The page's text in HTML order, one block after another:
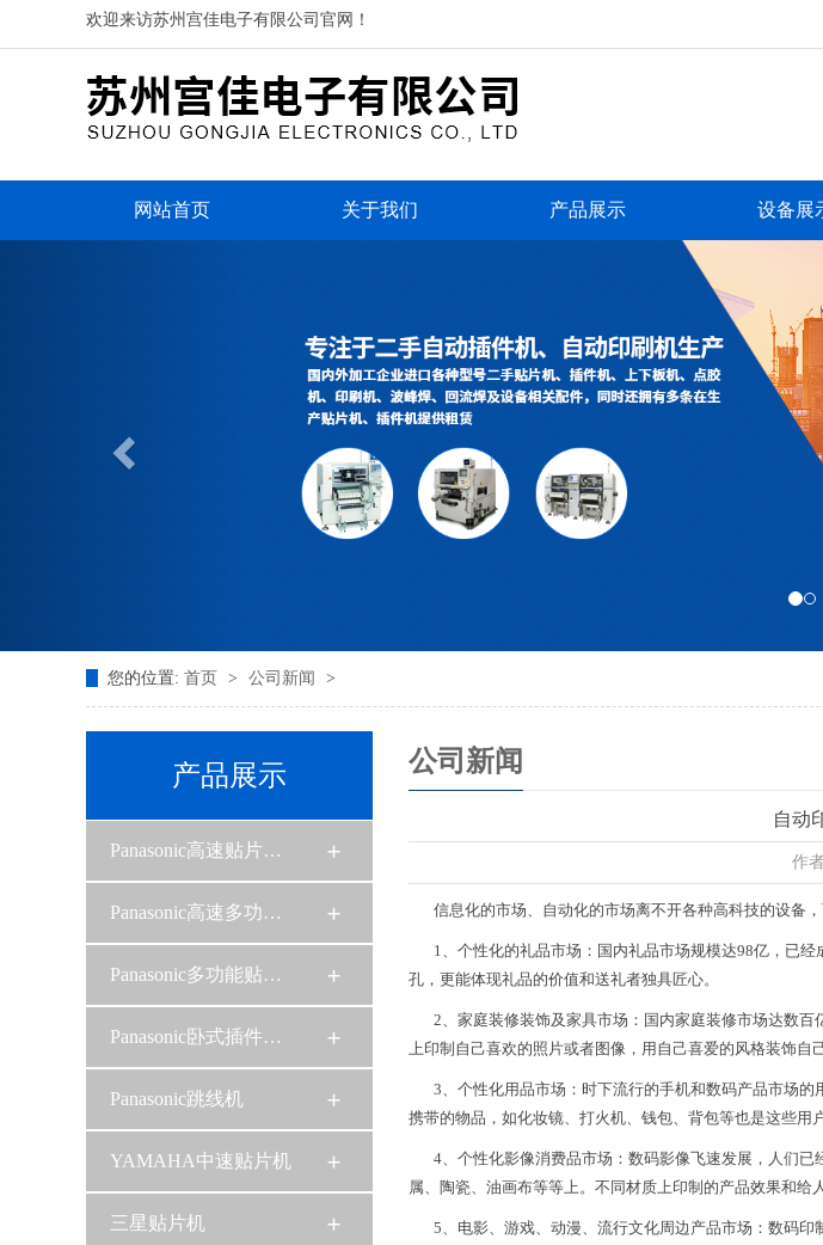
欢迎来访苏州宫佳电子有限公司官网！
网站首页 关于我们 产品展示 设备展
您的位置: 首页 > 公司新闻 >
产品展示
Panasonic高速贴片…
Panasonic高速多功…
Panasonic多功能贴…
Panasonic卧式插件…
Panasonic跳线机
YAMAHA中速贴片机
三星贴片机
公司新闻
自动
作
信息化的市场、自动化的市场离不开各种高科技的设备，
1、个性化的礼品市场：国内礼品市场规模达98亿，已经
孔，更能体现礼品的价值和送礼者独具匠心。
2、家庭装修装饰及家具市场：国内家庭装修市场达数百
上印制自己喜欢的照片或者图像，用自己喜爱的风格装饰
3、个性化用品市场：时下流行的手机和数码产品市场的
携带的物品，如化妆镜、打火机、钱包、背包等也是这些用
4、个性化影像消费品市场：数码影像飞速发展，人们已
属、陶瓷、油画布等等上。不同材质上印制的产品效果和给
5、电影、游戏、动漫、流行文化周边产品市场：数码印